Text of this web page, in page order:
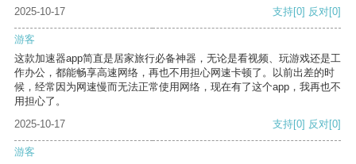
2025-10-17 支持[0] 反对[0]
游客
这款加速器app简直是居家旅行必备神器，无论是看视频、玩游戏还是工
作办公，都能畅享高速网络，再也不用担心网速卡顿了。以前出差的时
候，经常因为网速慢而无法正常使用网络，现在有了这个app，我再也不
用担心了。
2025-10-17
支持[0] 反对[0]
游客